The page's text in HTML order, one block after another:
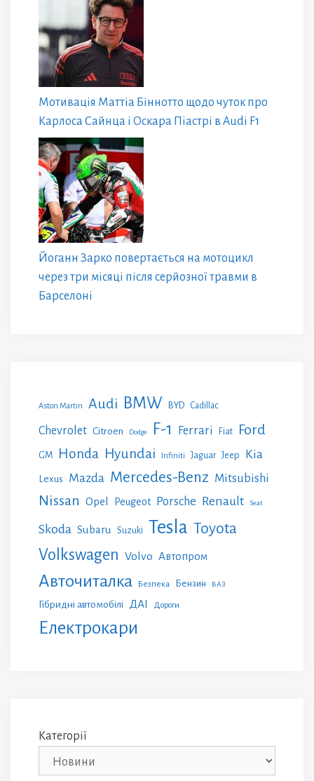
Мотивація Маттіа Біннотто щодо чуток про
Карлоса Сайнца і Оскара Піастрі в Audi F1
Йоганн Зарко повертається на мотоцикл
через три місяці після серйозної травми в
Барселоні
Aston Martin Audi BMW BYD Cadillac
Chevrolet Citroen Dodge F-1 Ferrari Fiat Ford
GM Honda Hyundai Infiniti Jaguar Jeep Kia
Lexus Mazda Mercedes-Benz Mitsubishi
Nissan Opel Peugeot Porsche Renault Seat
Skoda Subaru Suzuki Tesla Toyota
Volkswagen Volvo Автопром
Авточиталка Безпека Бензин ВАЗ
Гібридні автомобілі ДАІ Дороги
Електрокари
Категорії